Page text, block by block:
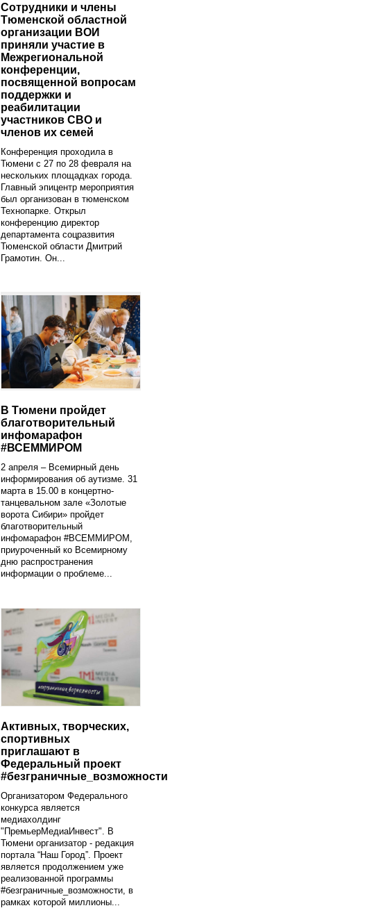
Сотрудники и члены
Тюменской областной
организации ВОИ
приняли участие в
Межрегиональной
конференции,
посвященной вопросам
поддержки и
реабилитации
участников СВО и
членов их семей
Конференция проходила в
Тюмени с 27 по 28 февраля на
нескольких площадках города.
Главный эпицентр мероприятия
был организован в тюменском
Технопарке. Открыл
конференцию директор
департамента соцразвития
Тюменской области Дмитрий
Грамотин. Он...
В Тюмени пройдет
благотворительный
инфомарафон
#ВСЕММИРОМ
2 апреля – Всемирный день
информирования об аутизме. 31
марта в 15.00 в концертно-
танцевальном зале «Золотые
ворота Сибири» пройдет
благотворительный
инфомарафон #ВСЕММИРОМ,
приуроченный ко Всемирному
дню распространения
информации о проблеме...
Активных, творческих,
спортивных
приглашают в
Федеральный проект
#безграничные_возможности
Организатором Федерального
конкурса является
медиахолдинг
"ПремьерМедиаИнвест". В
Тюмени организатор - редакция
портала “Наш Город”. Проект
является продолжением уже
реализованной программы
#безграничные_возможности, в
рамках которой миллионы...